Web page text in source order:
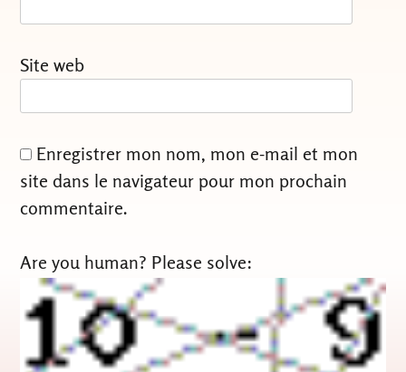
Site web
Enregistrer mon nom, mon e-mail et mon
site dans le navigateur pour mon prochain
commentaire.
Are you human? Please solve: